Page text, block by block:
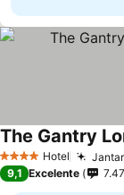
4 EstrelasHotel
The Gantry
9,1 Excelente